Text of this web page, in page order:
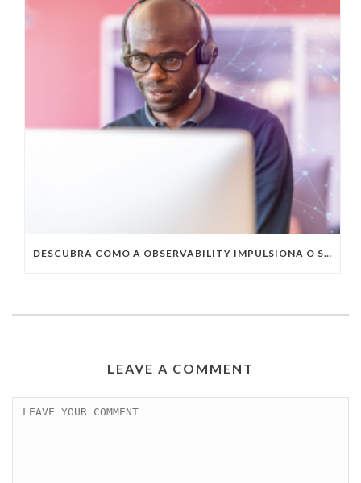
DESCUBRA COMO A OBSERVABILITY IMPULSIONA O SUCESSO DO SEU NEGÓCIO
LEAVE A COMMENT